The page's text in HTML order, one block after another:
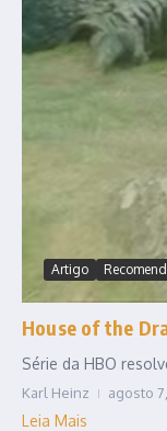
Artigo
House of the
Série da HBO
Karl Heinz agosto
Leia Mais